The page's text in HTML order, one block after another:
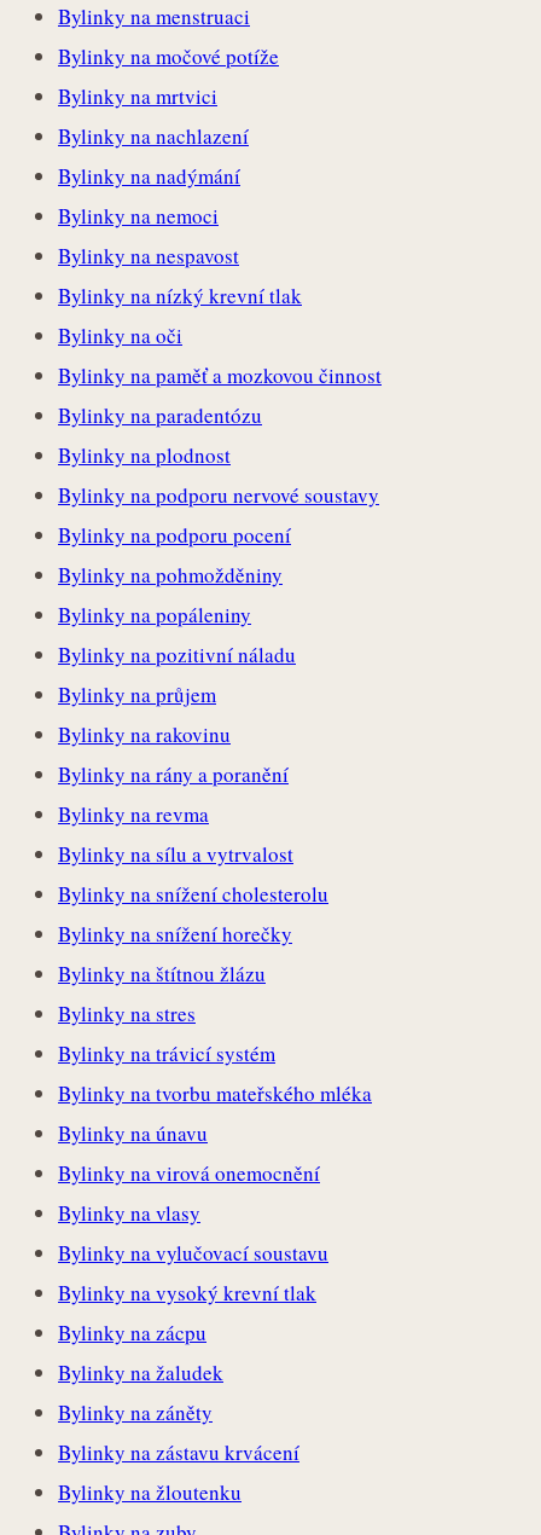
Bylinky na menstruaci
Bylinky na močové potíže
Bylinky na mrtvici
Bylinky na nachlazení
Bylinky na nadýmání
Bylinky na nemoci
Bylinky na nespavost
Bylinky na nízký krevní tlak
Bylinky na oči
Bylinky na paměť a mozkovou činnost
Bylinky na paradentózu
Bylinky na plodnost
Bylinky na podporu nervové soustavy
Bylinky na podporu pocení
Bylinky na pohmožděniny
Bylinky na popáleniny
Bylinky na pozitivní náladu
Bylinky na průjem
Bylinky na rakovinu
Bylinky na rány a poranění
Bylinky na revma
Bylinky na sílu a vytrvalost
Bylinky na snížení cholesterolu
Bylinky na snížení horečky
Bylinky na štítnou žlázu
Bylinky na stres
Bylinky na trávicí systém
Bylinky na tvorbu mateřského mléka
Bylinky na únavu
Bylinky na virová onemocnění
Bylinky na vlasy
Bylinky na vylučovací soustavu
Bylinky na vysoký krevní tlak
Bylinky na zácpu
Bylinky na žaludek
Bylinky na záněty
Bylinky na zástavu krvácení
Bylinky na žloutenku